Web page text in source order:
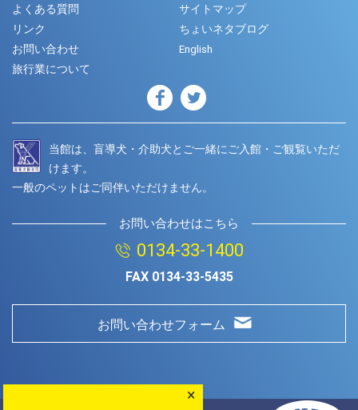
よくある質問
サイトマップ
リンク
ちょいネタブログ
お問い合わせ
English
旅行業について
当館は、盲導犬・介助犬とご一緒にご入館・ご観覧いただ
けます。
一般のペットはご同伴いただけません。
お問い合わせはこちら
0134-33-1400
FAX 0134-33-5435
お問い合わせフォーム
×